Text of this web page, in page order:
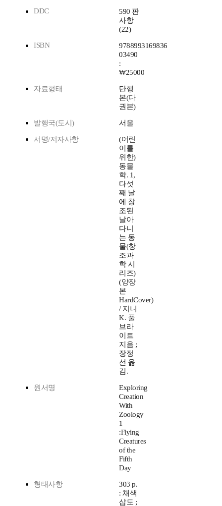
DDC
590 판
사항
(22)
ISBN
9788993169836
03490
:
₩25000
자료형태
단행
본(다
권본)
발행국(도시) 서울
서명/저자사항
(어린
이를
위한)
동물
학. 1,
다섯
째 날
에 창
조된
날아
다니
는 동
물(창
조과
학 시
리즈)
(양장
본
HardCover)
/ 지니
K. 풀
브라
이트
지음 ;
장정
선 옮
김.
원서명
Exploring
Creation
With
Zoology
1
:Flying
Creatures
of the
Fifth
Day
형태사항
303 p.
: 채색
삽도 ;